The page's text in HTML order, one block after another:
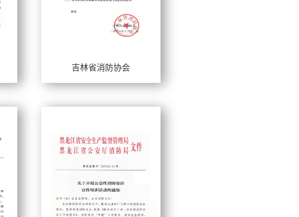
吉林省消防协会
工作年限：
擅长风格：